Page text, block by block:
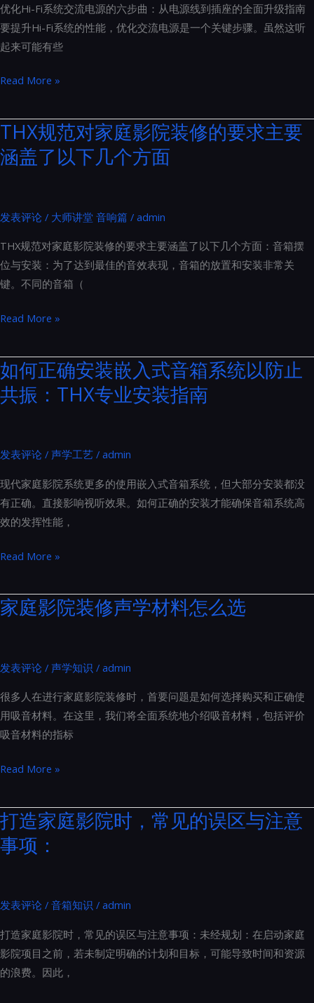
声
音
都
不
的
隔
音
优化Hi-Fi系统交流电源的六步曲：从电源线到插座的全面升级指南
要提升Hi-Fi系统的性能，优化交流电源是一个关键步骤。虽然这听
起来可能有些
优
Hi-
Fi
系
流
源
的
六
曲：
电
源
线
座
的
全
面
级
Read More »
THX规范对家庭影院装修的要求主要
涵盖了以下几个方面
发表评论 / 大师讲堂 音响篇 / admin
THX规范对家庭影院装修的要求主要涵盖了以下几个方面：音箱摆
位与安装：为了达到最佳的音效表现，音箱的放置和安装非常关
键。不同的音箱（
THX
范
对
家
院
修
的
要
主
涵
盖
下
几
个
方
Read More »
如何正确安装嵌入式音箱系统以防止
共振：THX专业安装指南
发表评论 / 声学工艺 / admin
现代家庭影院系统更多的使用嵌入式音箱系统，但大部分安装都没
有正确。直接影响视听效果。如何正确的安装才能确保音箱系统高
效的发挥性能，
如
正
确
嵌
式
音
箱
系
防
止
共
专
业
安
装
Read More »
家庭影院装修声学材料怎么选
发表评论 / 声学知识 / admin
很多人在进行家庭影院装修时，首要问题是如何选择购买和正确使
用吸音材料。在这里，我们将全面系统地介绍吸音材料，包括评价
吸音材料的指标
家
影
院
装
学
料
怎
么
Read More »
打造家庭影院时，常见的误区与注意
事项：
发表评论 / 音箱知识 / admin
打造家庭影院时，常见的误区与注意事项：未经规划：在启动家庭
影院项目之前，若未制定明确的计划和目标，可能导致时间和资源
的浪费。因此，